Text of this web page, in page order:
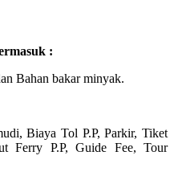
:
Bahan bakar minyak.
Biaya Tol P.P, Parkir, Tiket
Ferry P.P, Guide Fee, Tour